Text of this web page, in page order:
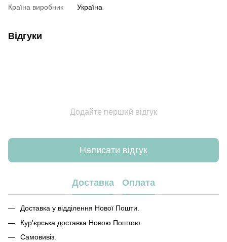
Країна виробник
Україна
Відгуки
Додайте перший відгук
Написати відгук
Доставка Оплата
Доставка у відділення Нової Пошти.
Кур'єрська доставка Новою Поштою.
Самовивіз.